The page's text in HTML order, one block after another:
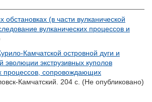
(в части вулканической
вулканических процессов и
Камчатской островной дуги и
экструзивных куполов
процессов, сопровождающих
Камчатский. 204 с. (Не опубликовано)